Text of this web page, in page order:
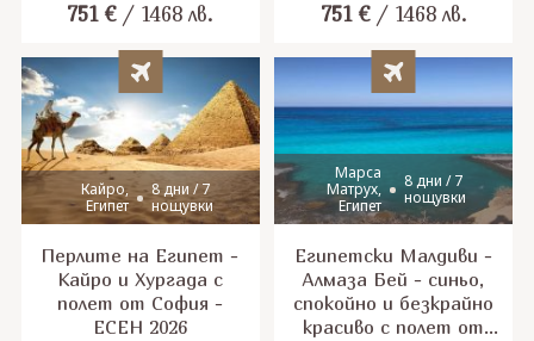
751 €/ 1468 лв. 751 €/ 1468 лв.
Кайро,
Египет
8 дни / 7
нощувки
Перлите на Египет -
Кайро и Хургада с
полет от София -
ЕСЕН 2026
Марса
Матрух,
Египет
8 дни / 7
нощувки
Египетски Малдиви -
Алмаза Бей - синьо,
спокойно и безкрайно
красиво с полет от